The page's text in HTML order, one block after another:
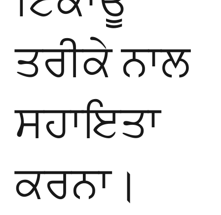
ਤਰੀਕੇ ਨਾਲ
ਸਹਾਇਤਾ
ਕਰਨਾ।